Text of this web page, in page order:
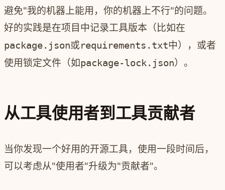
避免"我的机器上能用，你的机器上不行"的问题。
好的实践是在项目中记录工具版本（比如在
package.json或requirements.txt中），或者
使用锁定文件（如package-lock.json）。
从工具使用者到工具贡献者
当你发现一个好用的开源工具，使用一段时间后，
可以考虑从"使用者"升级为"贡献者"。